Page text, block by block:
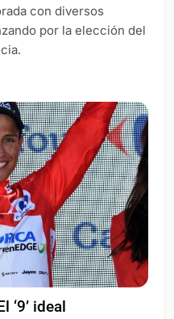
con diversos
por la elección del
‘9’ ideal